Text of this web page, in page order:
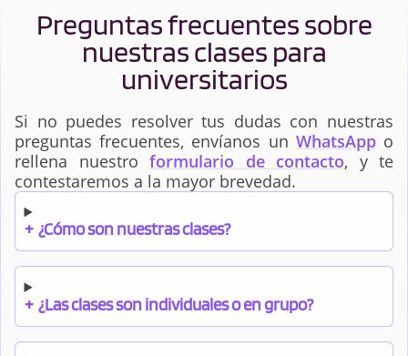
Preguntas frecuentes sobre
nuestras clases para
universitarios
Si no puedes resolver tus dudas con nuestras
preguntas frecuentes, envíanos un WhatsAppo
rellena nuestro formulario de contacto, y te
contestaremos a la mayor brevedad.
+ ¿Cómo son nuestras clases?
+ ¿Las clases son individuales o en grupo?